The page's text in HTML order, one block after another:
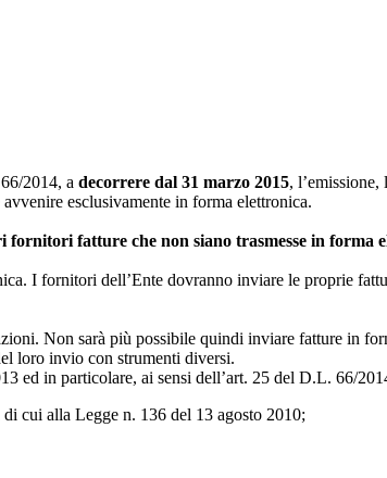
2014, a decorrere dal 31 marzo 2015,
esclusivamente in forma elettronica.
fatture che non siano trasmesse in forma
I fornitori dell’Ente dovranno inviare le proprie
Non sarà più possibile quindi inviare fatture in
loro invio con strumenti diversi.
ed in particolare, ai sensi dell’art. 25 del D.L. 66/
cui alla Legge n. 136 del 13 agosto 2010;